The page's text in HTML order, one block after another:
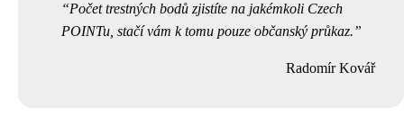
Počet trestných bodů zjistíte na jakémkoli Czech
POINTu, stačí vám k tomu pouze občanský průkaz.
Radomír Kovář